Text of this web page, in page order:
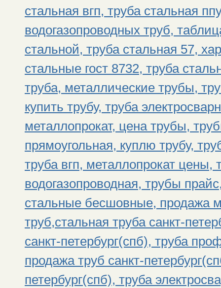
стальная вгп, труба стальная
водогазопроводных труб,
стальной, труба стальная 57,
стальные гост 8732, труба
труба, металлические трубы,
купить трубу, труба
металлопрокат, цена трубы,
прямоугольная, куплю трубу,
труба вгп, металлопрокат цены,
водогазопроводная, трубы
стальные бесшовные, продажа
труб,стальная труба санкт-
санкт-петербург(спб), труба
продажа труб санкт-
петербург(спб), труба